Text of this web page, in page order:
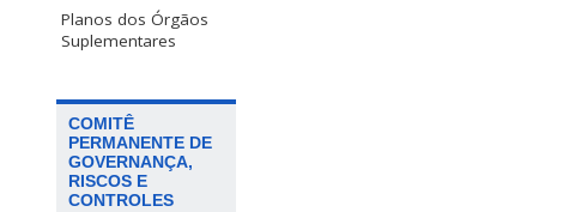
Planos dos Órgãos
Suplementares
COMITÊ
PERMANENTE DE
GOVERNANÇA,
RISCOS E
CONTROLES